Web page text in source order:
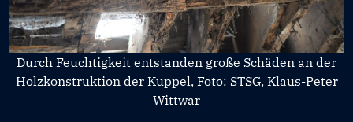
Durch Feuchtigkeit entstanden große Schäden an der
Holzkonstruktion der Kuppel, Foto: STSG, Klaus-Peter
Wittwar